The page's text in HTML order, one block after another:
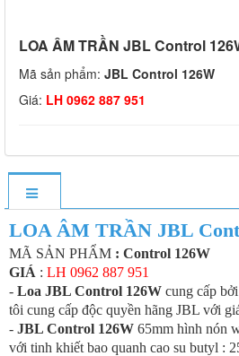
LOA ÂM TRẦN JBL Control
Mã sản phẩm: JBL Control 126W
Giá: LH 0962 887 951
LOA ÂM TRẦN JBL
MÃ SẢN PHẨM : Control 126W
GIÁ : LH 0962 887 951
- Loa JBL Control 126W cung cấp
tôi cung cấp độc quyền hãng JBL với
- JBL Control 126W 65mm hình nón
với tinh khiết bao quanh cao su butyl :